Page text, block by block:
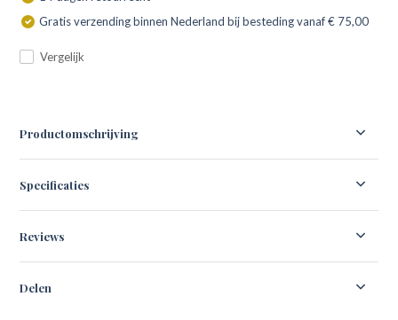
Gratis verzending binnen Nederland bij besteding vanaf € 75,00
Vergelijk
Productomschrijving
Specificaties
Reviews
Delen